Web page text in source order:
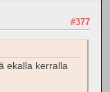
#377
ekalla kerralla